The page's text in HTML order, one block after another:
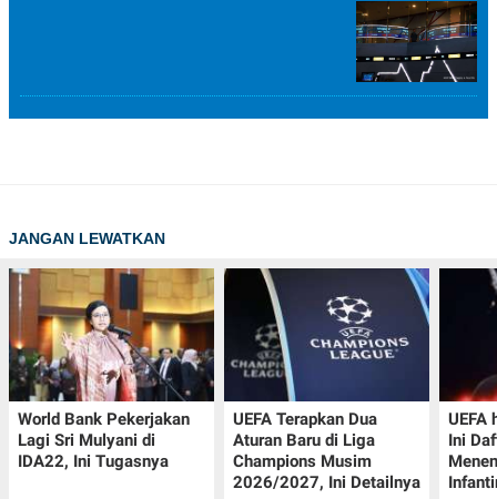
JANGAN LEWATKAN
World Bank Pekerjakan
Lagi Sri Mulyani di
IDA22, Ini Tugasnya
UEFA Terapkan Dua
Aturan Baru di Liga
Champions Musim
2026/2027, Ini Detailnya
UEFA
Ini